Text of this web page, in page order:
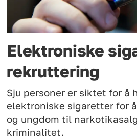
Elektroniske
rekruttering
Sju personer er siktet for å
elektroniske sigaretter for
og ungdom til
kriminalitet.